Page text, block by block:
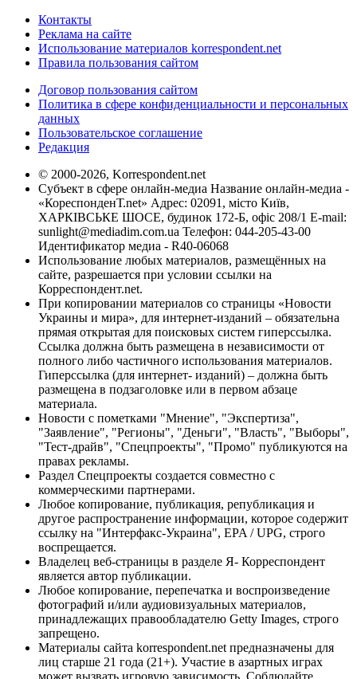
Контакты
Реклама на сайте
Использование материалов korrespondent.net
Правила пользования сайтом
Договор пользования сайтом
Политика в сфере конфиденциальности и персональных
данных
Пользовательское соглашение
Редакция
© 2000-2026, Korrespondent.net
Субъект в сфере онлайн-медиа Название онлайн-медиа -
«КореспонденТ.net» Адрес: 02091, місто Київ,
ХАРКІВСЬКЕ ШОСЕ, будинок 172-Б, офіс 208/1 E-mail:
sunlight@mediadim.com.ua Телефон: 044-205-43-00
Идентификатор медиа - R40-06068
Использование любых материалов, размещённых на
сайте, разрешается при условии ссылки на
Корреспондент.net.
При копировании материалов со страницы «Новости
Украины и мира», для интернет-изданий – обязательна
прямая открытая для поисковых систем гиперссылка.
Ссылка должна быть размещена в независимости от
полного либо частичного использования материалов.
Гиперссылка (для интернет- изданий) – должна быть
размещена в подзаголовке или в первом абзаце
материала.
Новости с пометками "Мнение", "Экспертиза",
"Заявление", "Регионы", "Деньги", "Власть", "Выборы",
"Тест-драйв", "Спецпроекты", "Промо" публикуются на
правах рекламы.
Раздел Спецпроекты создается совместно с
коммерческими партнерами.
Любое копирование, публикация, републикация и
другое распространение информации, которое содержит
ссылку на "Интерфакс-Украина", EPA / UPG, строго
воспрещается.
Владелец веб-страницы в разделе Я- Корреспондент
является автор публикации.
Любое копирование, перепечатка и воспроизведение
фотографий и/или аудиовизуальных материалов,
принадлежащих правообладателю Getty Images, строго
запрещено.
Материалы сайта korrespondent.net предназначены для
лиц старше 21 года (21+). Участие в азартных играх
может вызвать игровую зависимость. Соблюдайте